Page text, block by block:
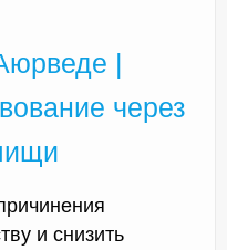
|
через
и снизить